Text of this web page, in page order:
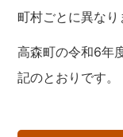
町村ごとに異なり
高森町の令和6年
記のとおりです。